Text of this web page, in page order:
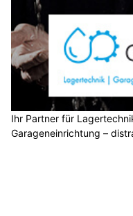
Ihr Partner für
Garageneinrichtung –